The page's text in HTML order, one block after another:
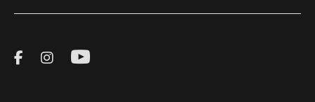
Visit Thule on Facebook (external link)
Visit Thule on Instagram (external link)
Visit Thule on Youtube (external